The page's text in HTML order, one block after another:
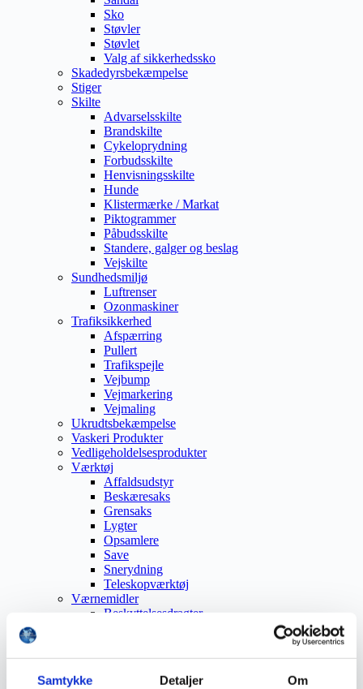
Samtykke Detaljer Om
Sko
Støvler
Støvlet
Valg af sikkerhedssko
Skadedyrsbekæmpelse
Stiger
Skilte
Advarselsskilte
Brandskilte
Cykeloprydning
Forbudsskilte
Henvisningsskilte
Hunde
Klistermærke / Markat
Piktogrammer
Påbudsskilte
Standere, galger og beslag
Vejskilte
Sundhedsmiljø
Luftrenser
Ozonmaskiner
Trafiksikkerhed
Afspærring
Pullert
Trafikspejle
Vejbump
Vejmarkering
Vejmaling
Ukrudtsbekæmpelse
Vaskeri Produkter
Vedligeholdelsesprodukter
Værktøj
Affaldsudstyr
Beskæresaks
Grensaks
Lygter
Opsamlere
Save
Snerydning
Teleskopværktøj
Værnemidler
Beskyttelsesdragter
Høreværn